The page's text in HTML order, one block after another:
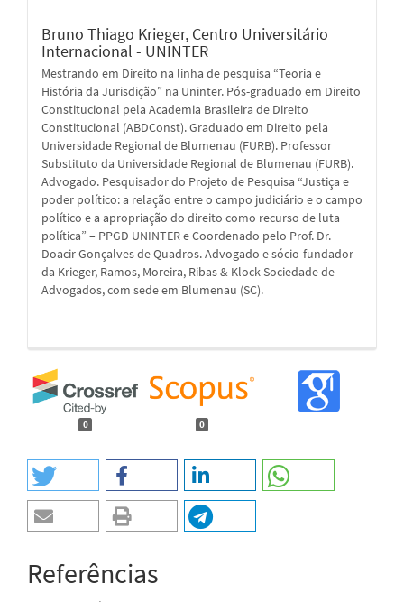
Bruno Thiago Krieger, Centro Universitário
Internacional - UNINTER
Mestrando em Direito na linha de pesquisa “Teoria e
História da Jurisdição” na Uninter. Pós-graduado em Direito
Constitucional pela Academia Brasileira de Direito
Constitucional (ABDConst). Graduado em Direito pela
Universidade Regional de Blumenau (FURB). Professor
Substituto da Universidade Regional de Blumenau (FURB).
Advogado. Pesquisador do Projeto de Pesquisa “Justiça e
poder político: a relação entre o campo judiciário e o campo
político e a apropriação do direito como recurso de luta
política” – PPGD UNINTER e Coordenado pelo Prof. Dr.
Doacir Gonçalves de Quadros. Advogado e sócio-fundador
da Krieger, Ramos, Moreira, Ribas & Klock Sociedade de
Advogados, com sede em Blumenau (SC).
0 0
Referências